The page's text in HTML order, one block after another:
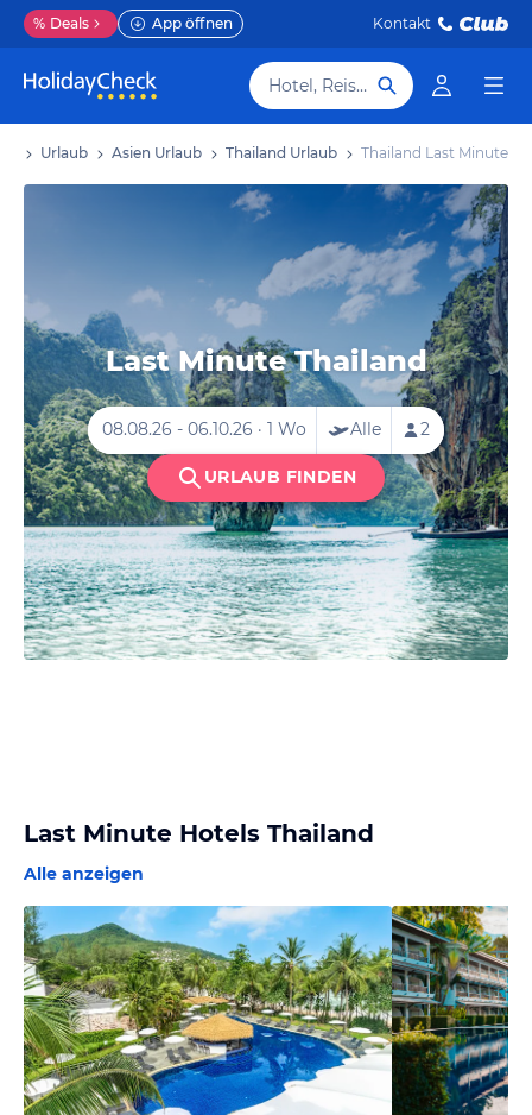
% Deals App öffnen Kontakt
Hotel, Reiseziel
Urlaub Asien Urlaub Thailand Urlaub Thailand Last Minute
Last Minute Thailand
Last Minute Hotels Thailand
Alle anzeigen